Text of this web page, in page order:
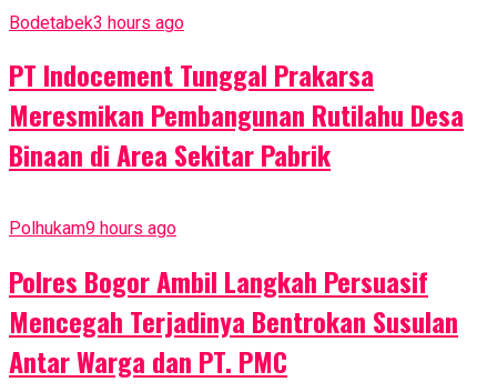
Bodetabek3 hours ago
PT Indocement Tunggal Prakarsa
Meresmikan Pembangunan Rutilahu Desa
Binaan di Area Sekitar Pabrik
Polhukam9 hours ago
Polres Bogor Ambil Langkah Persuasif
Mencegah Terjadinya Bentrokan Susulan
Antar Warga dan PT. PMC